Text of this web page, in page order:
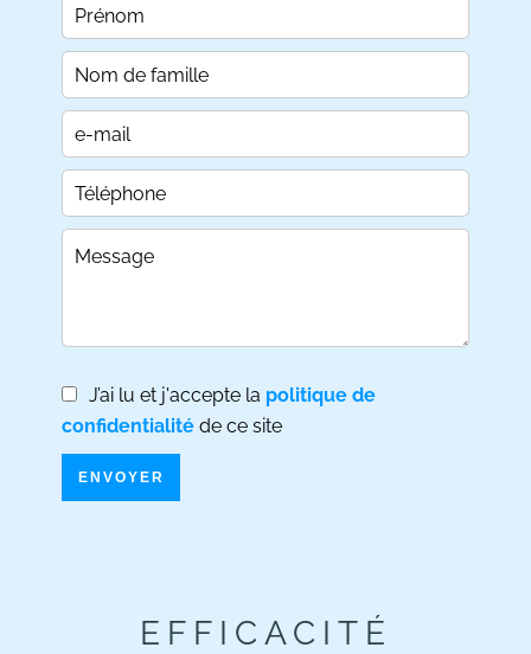
J’ai lu et j'accepte la politique de
confidentialité de ce site
ENVOYER
EFFICACITÉ